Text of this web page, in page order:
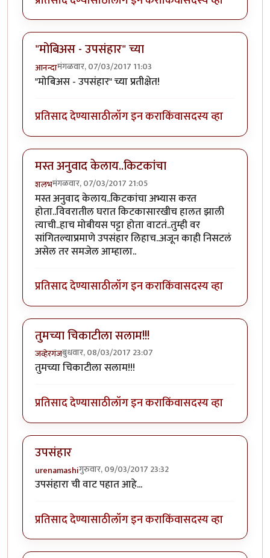
"मोबिअस - उपसंहार" च्या
आनन्दामंगळवार, 07/03/2017 11:03
"मोबिअस - उपसंहार" च्या प्रतीक्षेत!
प्रतिसाद देण्यासाठीलॉग इन कराकिंवासदस्य व्हा
मस्त अनुवाद केलाय..किटकांचा
शलभमंगळवार, 07/03/2017 21:05
मस्त अनुवाद केलाय..किटकांचा अभ्यास करत
होता..विवरातील घरात किटकासारखीच हालत झाली
त्याची..हाच मोबीयस पट्टा होता वाटतं..तुम्ही वर
सांगितल्याप्रमाणे उपसंहार लिहाच..अजून काही निसटलं
असेल तर समजेल आम्हाला..
प्रतिसाद देण्यासाठीलॉग इन कराकिंवासदस्य व्हा
तुमच्या चिकाटीला सलाम!!!
जव्हेरगंजबुधवार, 08/03/2017 23:07
तुमच्या चिकाटीला सलाम!!!
प्रतिसाद देण्यासाठीलॉग इन कराकिंवासदस्य व्हा
उपसंहार
urenamashiगुरुवार, 09/03/2017 23:32
उपसंहारा ची वाट पहात आहे...
प्रतिसाद देण्यासाठीलॉग इन कराकिंवासदस्य व्हा